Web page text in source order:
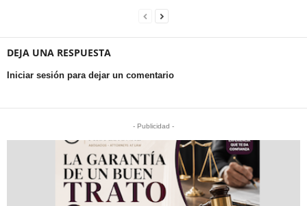
DEJA UNA RESPUESTA
Iniciar sesión para dejar un comentario
- Publicidad -